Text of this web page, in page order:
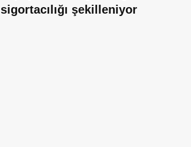
sigortacılığı şekilleniyor